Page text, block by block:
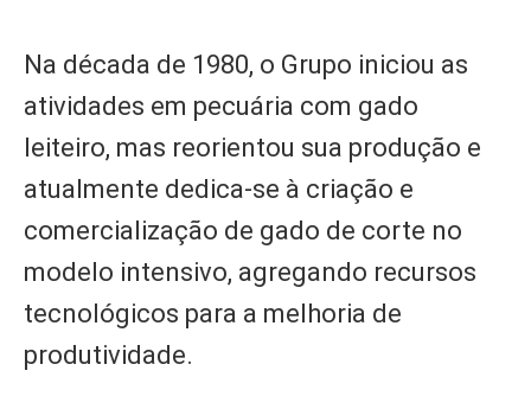
Na década de 1980, o Grupo iniciou as
atividades em pecuária com gado
leiteiro, mas reorientou sua produção e
atualmente dedica-se à criação e
comercialização de gado de corte no
modelo intensivo, agregando recursos
tecnológicos para a melhoria de
produtividade.